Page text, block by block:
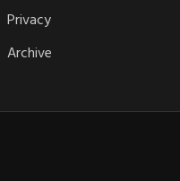
Privacy
Archive